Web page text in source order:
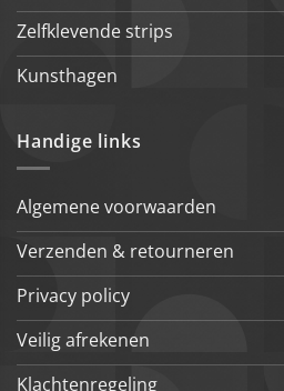
Zelfklevende strips
Kunsthagen
Handige links
Algemene voorwaarden
Verzenden & retourneren
Privacy policy
Veilig afrekenen
Klachtenregeling